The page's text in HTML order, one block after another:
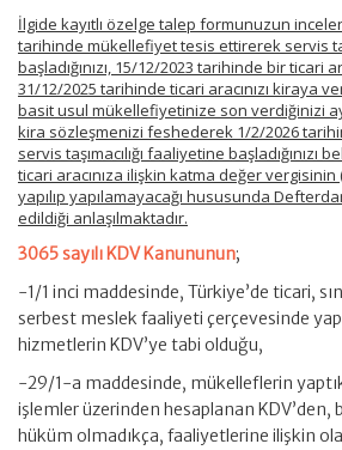
İlgide kayıtlı özelge talep formunuzun
tarihinde mükellefiyet tesis ettirerek servis
başladığınızı, 15/12/2023 tarihinde bir ticari
31/12/2025 tarihinde ticari aracınızı kiraya
basit usul mükellefiyetinize son verdiğinizi
kira sözleşmenizi feshederek 1/2/2026
servis taşımacılığı faaliyetine başladığınızı
ticari aracınıza ilişkin katma değer vergisinin
yapılıp yapılamayacağı hususunda
edildiği anlaşılmaktadır.
3065 sayılı KDV Kanununun;
-1/1 inci maddesinde, Türkiye’de ticari,
serbest meslek faaliyeti çerçevesinde
hizmetlerin KDV’ye tabi olduğu,
-29/1-a maddesinde, mükelleflerin
işlemler üzerinden hesaplanan KDV’den,
hüküm olmadıkça, faaliyetlerine ilişkin